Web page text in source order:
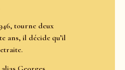
tourne deux
ans, il décide qu’il